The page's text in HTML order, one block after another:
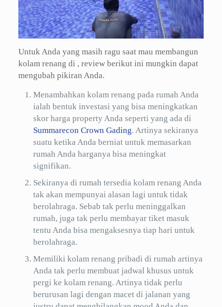
Untuk Anda yang masih ragu saat mau membangun
kolam renang di , review berikut ini mungkin dapat
mengubah pikiran Anda.
Menambahkan kolam renang pada rumah Anda
ialah bentuk investasi yang bisa meningkatkan
skor harga property Anda seperti yang ada di
Summarecon Crown Gading. Artinya sekiranya
suatu ketika Anda berniat untuk memasarkan
rumah Anda harganya bisa meningkat
signifikan.
Sekiranya di rumah tersedia kolam renang Anda
tak akan mempunyai alasan lagi untuk tidak
berolahraga. Sebab tak perlu meninggalkan
rumah, juga tak perlu membayar tiket masuk
tentu Anda bisa mengaksesnya tiap hari untuk
berolahraga.
Memiliki kolam renang pribadi di rumah artinya
Anda tak perlu membuat jadwal khusus untuk
pergi ke kolam renang. Artinya tidak perlu
berurusan lagi dengan macet di jalanan yang